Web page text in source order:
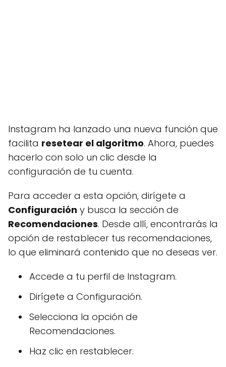
Instagram ha lanzado una nueva función que
facilita resetear el algoritmo. Ahora, puedes
hacerlo con solo un clic desde la
configuración de tu cuenta.
Para acceder a esta opción, dirígete a
Configuración y busca la sección de
Recomendaciones. Desde allí, encontrarás la
opción de restablecer tus recomendaciones,
lo que eliminará contenido que no deseas ver.
Accede a tu perfil de Instagram.
Dirígete a Configuración.
Selecciona la opción de
Recomendaciones.
Haz clic en restablecer.